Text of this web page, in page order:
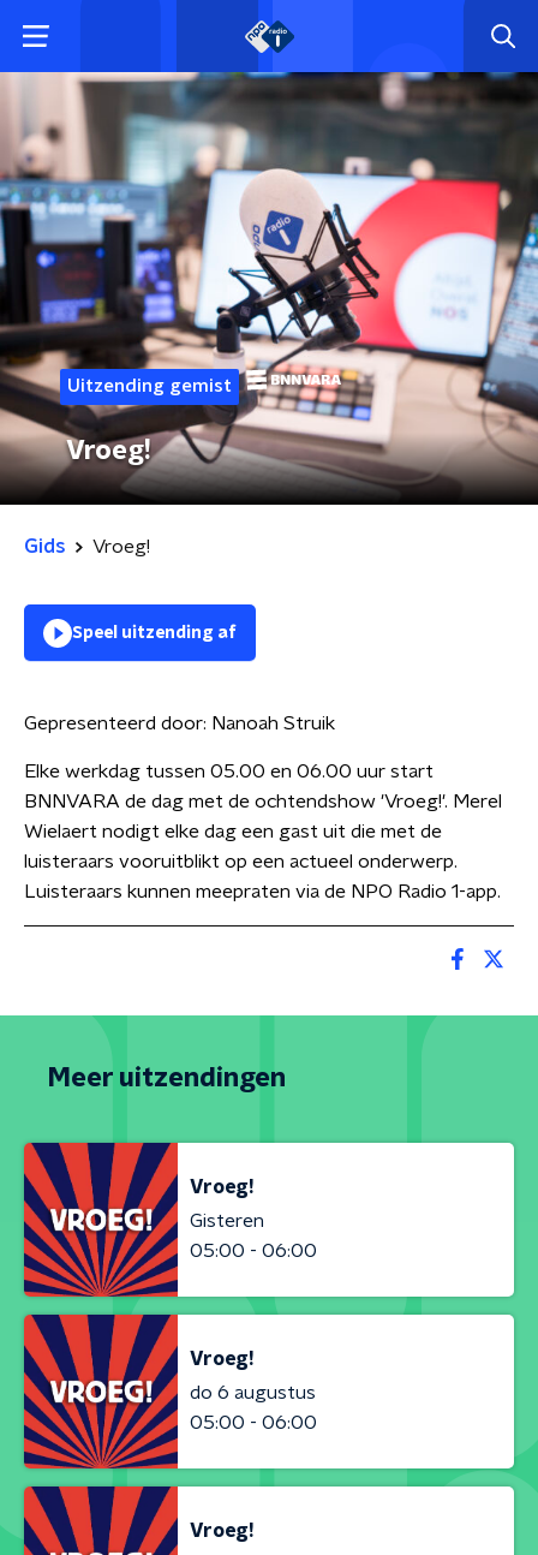
Uitzending gemist
Vroeg!
Gids Vroeg!
Speel uitzending af
Gepresenteerd door: Nanoah Struik
Elke werkdag tussen 05.00 en 06.00 uur start
BNNVARA de dag met de ochtendshow 'Vroeg!'. Merel
Wielaert nodigt elke dag een gast uit die met de
luisteraars vooruitblikt op een actueel onderwerp.
Luisteraars kunnen meepraten via de NPO Radio 1-app.
Meer uitzendingen
Vroeg!
Gisteren
05:00 - 06:00
Vroeg!
do 6 augustus
05:00 - 06:00
Vroeg!